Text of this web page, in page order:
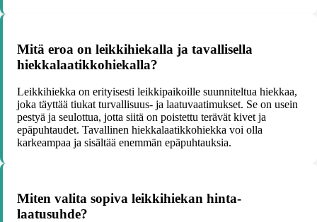
Mitä eroa on leikkihiekalla ja tavallisella
hiekkalaatikkohiekalla?
Leikkihiekka on erityisesti leikkipaikoille suunniteltua hiekkaa,
joka täyttää tiukat turvallisuus- ja laatuvaatimukset. Se on usein
pestyä ja seulottua, jotta siitä on poistettu terävät kivet ja
epäpuhtaudet. Tavallinen hiekkalaatikkohiekka voi olla
karkeampaa ja sisältää enemmän epäpuhtauksia.
Miten valita sopiva leikkihiekan hinta-
laatusuhde?